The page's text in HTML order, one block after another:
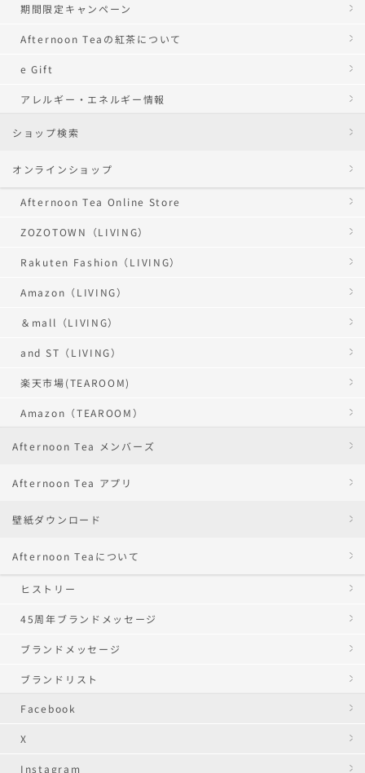
期間限定キャンペーン
Afternoon Teaの紅茶について
e Gift
アレルギー・エネルギー情報
ショップ検索
オンラインショップ
Afternoon Tea Online Store
ZOZOTOWN（LIVING）
Rakuten Fashion（LIVING）
Amazon（LIVING）
＆mall（LIVING）
and ST（LIVING）
楽天市場(TEAROOM)
Amazon（TEAROOM）
Afternoon Tea メンバーズ
Afternoon Tea アプリ
壁紙ダウンロード
Afternoon Teaについて
ヒストリー
45周年ブランドメッセージ
ブランドメッセージ
ブランドリスト
Facebook
X
Instagram